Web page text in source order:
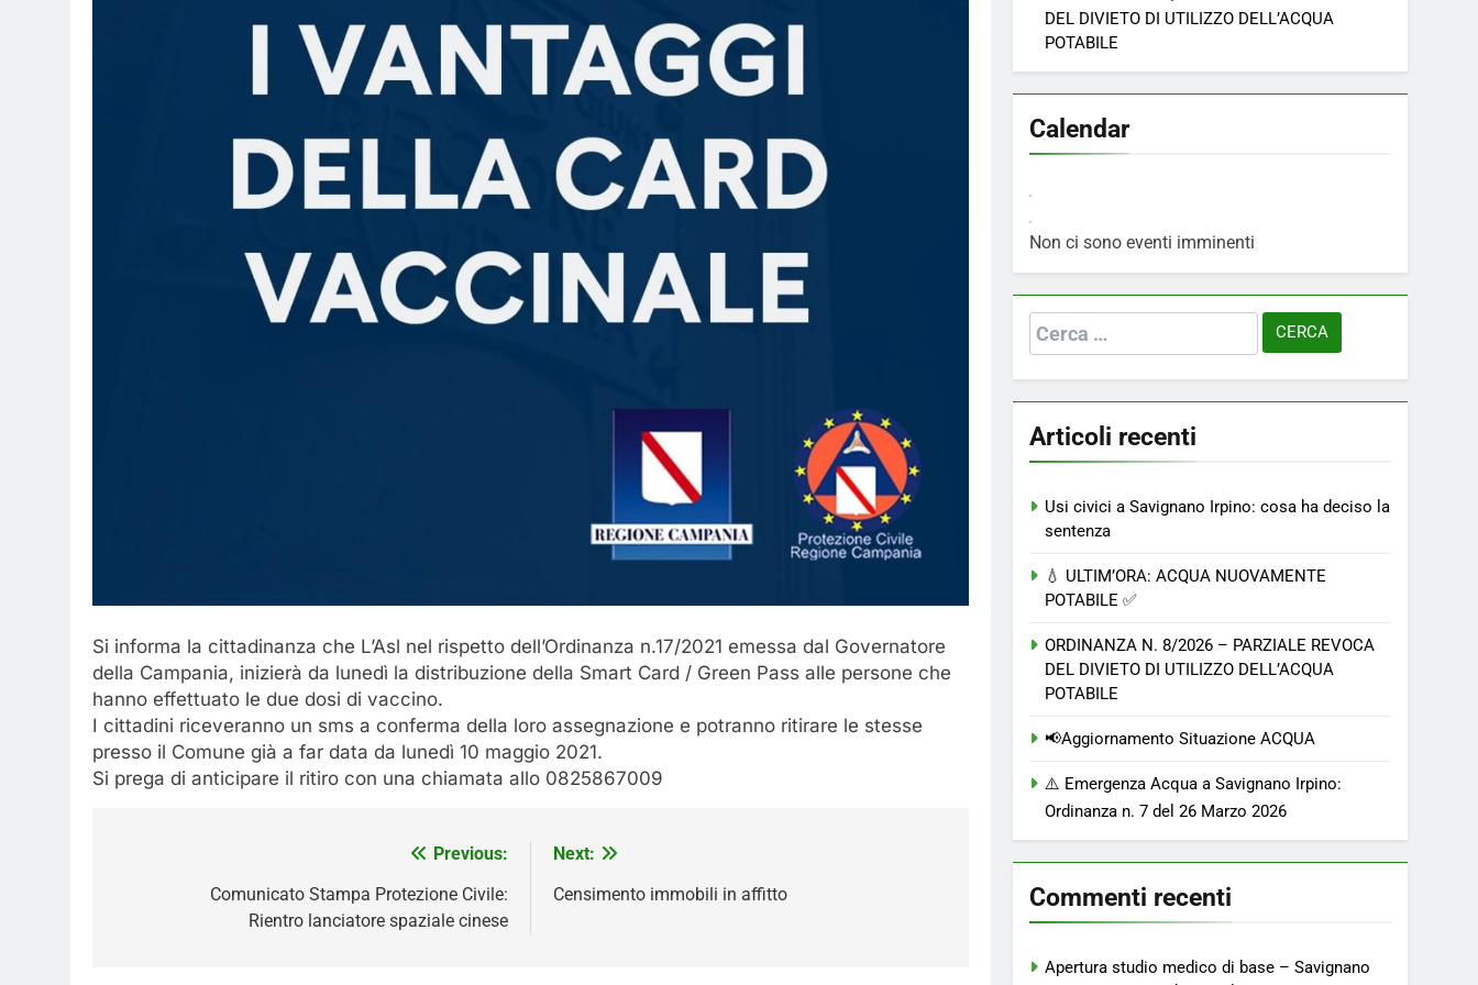
Si informa la cittadinanza che L’Asl nel rispetto dell’Ordinanza n.17/2021 emessa dal Governatore
della Campania, inizierà da lunedì la distribuzione della Smart Card / Green Pass alle persone che
hanno effettuato le due dosi di vaccino.
I cittadini riceveranno un sms a conferma della loro assegnazione e potranno ritirare le stesse
presso il Comune già a far data da lunedì 10 maggio 2021.
Si prega di anticipare il ritiro con una chiamata allo 0825867009
Previous:
Comunicato Stampa Protezione Civile:
Rientro lanciatore spaziale cinese
Next:
Censimento immobili in affitto
DEL DIVIETO DI UTILIZZO DELL’ACQUA
POTABILE
Calendar
Non ci sono eventi imminenti
Ricerca
per:
Articoli recenti
Usi civici a Savignano Irpino: cosa ha deciso la
sentenza
💧 ULTIM’ORA: ACQUA NUOVAMENTE
POTABILE ✅
ORDINANZA N. 8/2026 – PARZIALE REVOCA
DEL DIVIETO DI UTILIZZO DELL’ACQUA
POTABILE
📢Aggiornamento Situazione ACQUA
⚠️ Emergenza Acqua a Savignano Irpino:
Ordinanza n. 7 del 26 Marzo 2026
Commenti recenti
Apertura studio medico di base – Savignano